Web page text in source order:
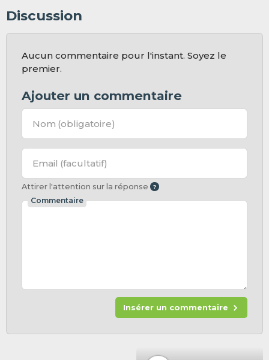
Discussion
Aucun commentaire pour l'instant. Soyez le
premier.
Ajouter un commentaire
Nom (obligatoire)
Email (facultatif)
Attirer l'attention sur la réponse
Commentaire
Insérer un commentaire